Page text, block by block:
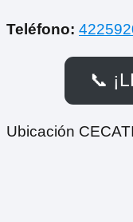
Teléfono:
📞
Ubicación CECATI